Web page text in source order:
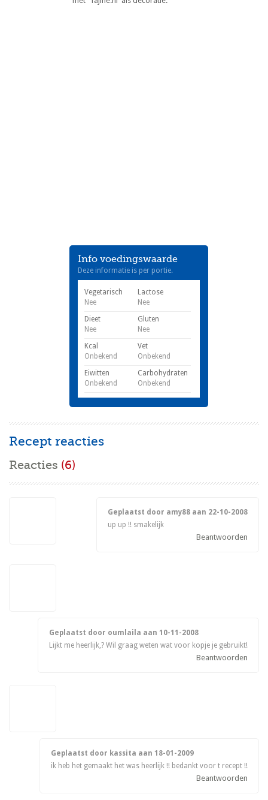
Info voedingswaarde
Deze informatie is per portie.
Vegetarisch
Nee
Lactose
Nee
Dieet
Nee
Gluten
Nee
Kcal
Onbekend
Vet
Onbekend
Eiwitten
Onbekend
Carbohydraten
Onbekend
Recept reacties
Reacties (6)
Geplaatst door amy88 aan 22-10-2008
up up !! smakelijk
Beantwoorden
Geplaatst door oumlaila aan 10-11-2008
Lijkt me heerlijk,? Wil graag weten wat voor kopje je gebruikt!
Beantwoorden
Geplaatst door kassita aan 18-01-2009
ik heb het gemaakt het was heerlijk !! bedankt voor t recept !!
Beantwoorden